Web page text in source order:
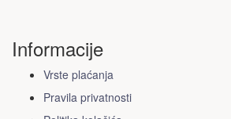
Informacije
Vrste plaćanja
Pravila privatnosti